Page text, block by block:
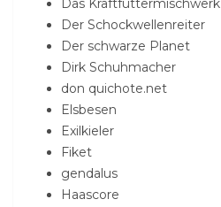
Das Kraftfuttermischwerk
Der Schockwellenreiter
Der schwarze Planet
Dirk Schuhmacher
don quichote.net
Elsbesen
Exilkieler
Fiket
gendalus
Haascore